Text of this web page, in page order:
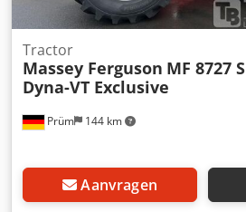
Prüm 144 km
Tractor
Massey Ferguson MF 8727 S
Dyna-VT Exclusive
Aanvragen